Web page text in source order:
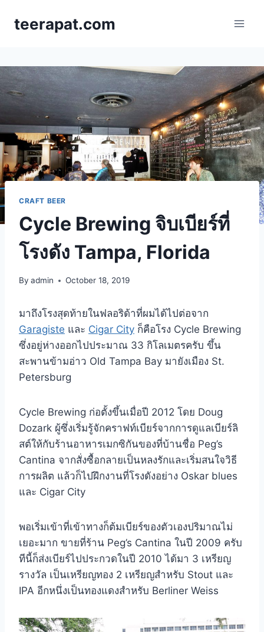
teerapat.com
CRAFT BEER
Cycle Brewing จิบเบียร์ที่
โรงดัง Tampa, Florida
By admin October 18, 2019
มาถึงโรงสุดท้ายในฟลอริด้าที่ผมได้ไปต่อจาก
Garagiste และ Cigar City ก็คือโรง Cycle Brewing
ซึ่งอยู่ห่างออกไปประมาณ 33 กิโลเมตรครับ ขึ้น
สะพานข้ามอ่าว Old Tampa Bay มายังเมือง St.
Petersburg
Cycle Brewing ก่อตั้งขึ้นเมื่อปี 2012 โดย Doug
Dozark ผู้ซึ่งเริ่มรู้จักคราฟท์เบียร์จากการดูแลเบียร์ลิ
สต์ให้กับร้านอาหารเมกซิกันของที่บ้านชื่อ Peg’s
Cantina จากสั่งซื้อกลายเป็นหลงรักและเริ่มสนใจวิธี
การผลิต แล้วก็ไปฝึกงานที่โรงดังอย่าง Oskar blues
และ Cigar City
พอเริ่มเข้าที่เข้าทางก็ต้มเบียร์ของตัวเองปริมาณไม่
เยอะมาก ขายที่ร้าน Peg’s Cantina ในปี 2009 ครับ
ทีนี้ก็ส่งเบียร์ไปประกวดในปี 2010 ได้มา 3 เหรียญ
รางวัล เป็นเหรียญทอง 2 เหรียญสำหรับ Stout และ
IPA อีกหนึ่งเป็นทองแดงสำหรับ Berliner Weiss